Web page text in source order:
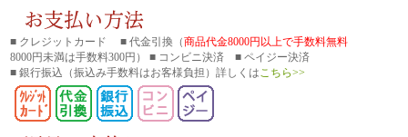
■ クレジットカード ■ 代金引換（商品代金8000円以上で手数料無料
8000円未満は手数料300円） ■ コンビニ決済 ■ ペイジー決済
■ 銀行振込 （振込み手数料はお客様負担）詳しくは こちら>>